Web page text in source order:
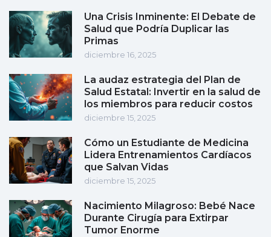
Una Crisis Inminente: El Debate de
Salud que Podría Duplicar las
Primas
diciembre 16, 2025
La audaz estrategia del Plan de
Salud Estatal: Invertir en la salud de
los miembros para reducir costos
diciembre 15, 2025
Cómo un Estudiante de Medicina
Lidera Entrenamientos Cardíacos
que Salvan Vidas
diciembre 15, 2025
Nacimiento Milagroso: Bebé Nace
Durante Cirugía para Extirpar
Tumor Enorme